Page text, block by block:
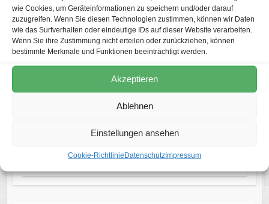
wie Cookies, um Geräteinformationen zu speichern und/oder darauf
zuzugreifen. Wenn Sie diesen Technologien zustimmen, können wir Daten
wie das Surfverhalten oder eindeutige IDs auf dieser Website verarbeiten.
Wenn Sie ihre Zustimmung nicht erteilen oder zurückziehen, können
bestimmte Merkmale und Funktionen beeinträchtigt werden.
Akzeptieren
Ablehnen
Einstellungen ansehen
Cookie-RichtlinieDatenschutzImpressum
LINKS
Barrierefreiheit